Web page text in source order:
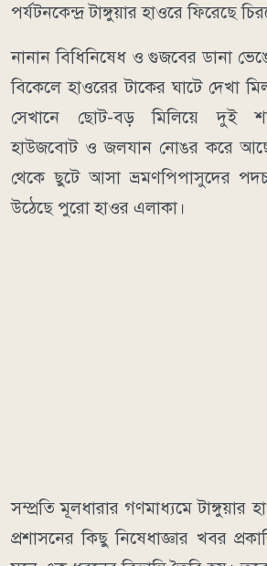
পর্যটনকেন্দ্র টাঙ্গুয়ার হাওরে ফিরেছে
নানান বিধিনিষেধ ও গুজবের ডানা
বিকেলে হাওরের টাকের ঘাটে দেখা
সেখানে ছোট-বড় মিলিয়ে দুই
হাউজবোট ও জলযান নোঙর করে আছে।
থেকে ছুটে আসা ভ্রমণপিপাসুদের
উঠেছে পুরো হাওর এলাকা।
​সম্প্রতি মূলধারার গণমাধ্যমে টাঙ্গুয়ার
প্রশাসনের কিছু নিষেধাজ্ঞার খবর